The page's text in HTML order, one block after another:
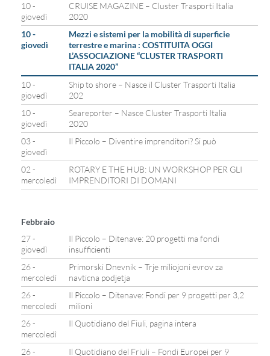
10 -
giovedì
CRUISE MAGAZINE – Cluster Trasporti Italia
2020
10 -
giovedì
Mezzi e sistemi per la mobilità di superficie
terrestre e marina : COSTITUITA OGGI
L’ASSOCIAZIONE “CLUSTER TRASPORTI
ITALIA 2020”
10 -
giovedì
Ship to shore – Nasce il Cluster Trasporti Italia
202
10 -
giovedì
Seareporter – Nasce Cluster Trasporti Italia
2020
03 -
giovedì
Il Piccolo – Diventire imprenditori? Si può
02 -
mercoledì
ROTARY E THE HUB: UN WORKSHOP PER GLI
IMPRENDITORI DI DOMANI
Febbraio
27 -
giovedì
Il Piccolo – Ditenave: 20 progetti ma fondi
insufficienti
26 -
mercoledì
Primorski Dnevnik – Trje miliojoni evrov za
navticna podjetja
26 -
mercoledì
Il Piccolo – Ditenave: Fondi per 9 progetti per 3,2
milioni
26 -
mercoledì
Il Quotidiano del Fiuli, pagina intera
26 -
Il Quotidiano del Friuli – Fondi Europei per 9